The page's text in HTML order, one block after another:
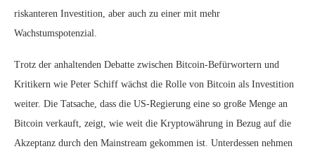
riskanteren Investition, aber auch zu einer mit mehr
Wachstumspotenzial.
Trotz der anhaltenden Debatte zwischen Bitcoin-Befürwortern und
Kritikern wie Peter Schiff wächst die Rolle von Bitcoin als Investition
weiter. Die Tatsache, dass die US-Regierung eine so große Menge an
Bitcoin verkauft, zeigt, wie weit die Kryptowährung in Bezug auf die
Akzeptanz durch den Mainstream gekommen ist. Unterdessen nehmen